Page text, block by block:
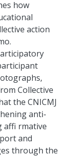
how
action
Collective
the CNICMJ
anti-
affi rmative
and
through the